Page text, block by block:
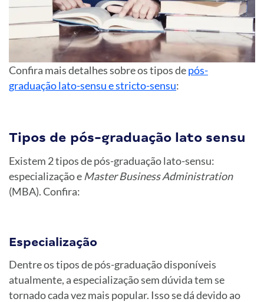
Confira mais detalhes sobre os tipos depós-
graduação lato-sensu e stricto-sensu:
Tipos de pós-graduação lato sensu
Existem 2 tipos de pós-graduação lato-sensu:
especialização e Master Business Administration
(MBA). Confira:
Especialização
Dentre os tipos de pós-graduação disponíveis
atualmente, a especialização sem dúvida tem se
tornado cada vez mais popular. Isso se dá devido ao